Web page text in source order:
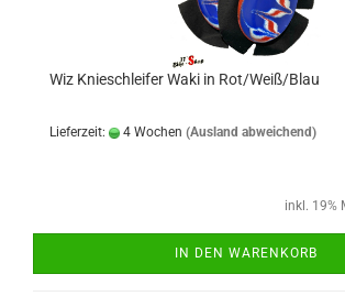
Wiz Knieschleifer Waki in Rot/Weiß/Blau
Lieferzeit: 4 Wochen (Ausland abweichend)
inkl. 19%
IN DEN WARENKORB